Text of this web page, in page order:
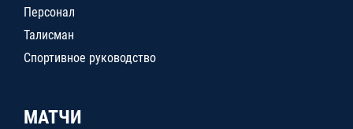
Персонал
Талисман
Спортивное руководство
МАТЧИ